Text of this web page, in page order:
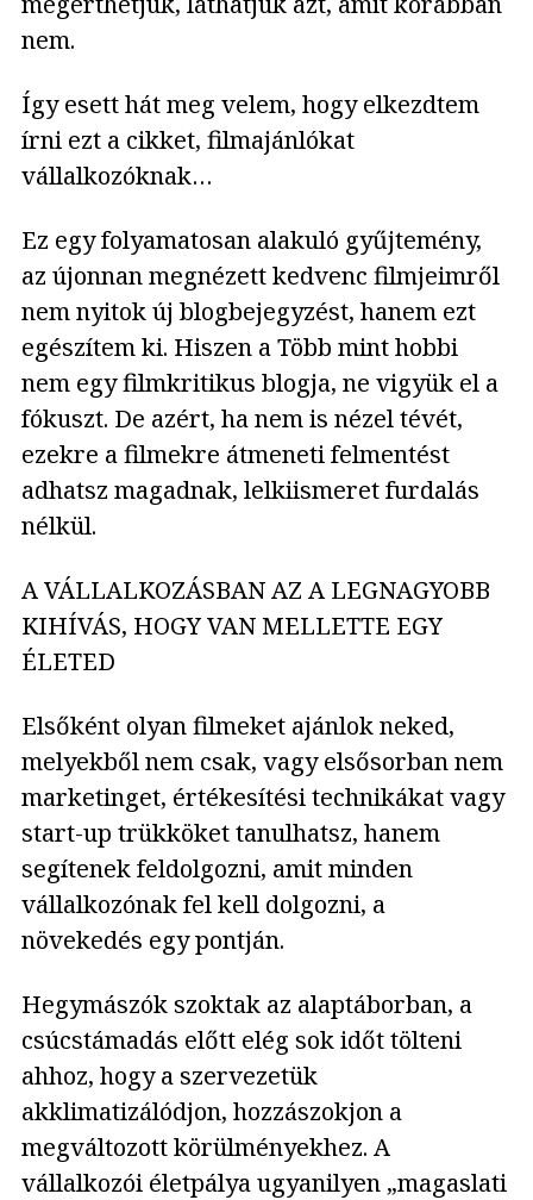
nem.
Így esett hát meg velem, hogy elkezdtem
írni ezt a cikket, filmajánlókat
vállalkozóknak…
Ez egy folyamatosan alakuló gyűjtemény,
az újonnan megnézett kedvenc filmjeimről
nem nyitok új blogbejegyzést, hanem ezt
egészítem ki. Hiszen a Több mint hobbi
nem egy filmkritikus blogja, ne vigyük el a
fókuszt. De azért, ha nem is nézel tévét,
ezekre a filmekre átmeneti felmentést
adhatsz magadnak, lelkiismeret furdalás
nélkül.
A VÁLLALKOZÁSBAN AZ A LEGNAGYOBB
KIHÍVÁS, HOGY VAN MELLETTE EGY
ÉLETED
Elsőként olyan filmeket ajánlok neked,
melyekből nem csak, vagy elsősorban nem
marketinget, értékesítési technikákat vagy
start-up trükköket tanulhatsz, hanem
segítenek feldolgozni, amit minden
vállalkozónak fel kell dolgozni, a
növekedés egy pontján.
Hegymászók szoktak az alaptáborban, a
csúcstámadás előtt elég sok időt tölteni
ahhoz, hogy a szervezetük
akklimatizálódjon, hozzászokjon a
megváltozott körülményekhez. A
vállalkozói életpálya ugyanilyen „magaslati